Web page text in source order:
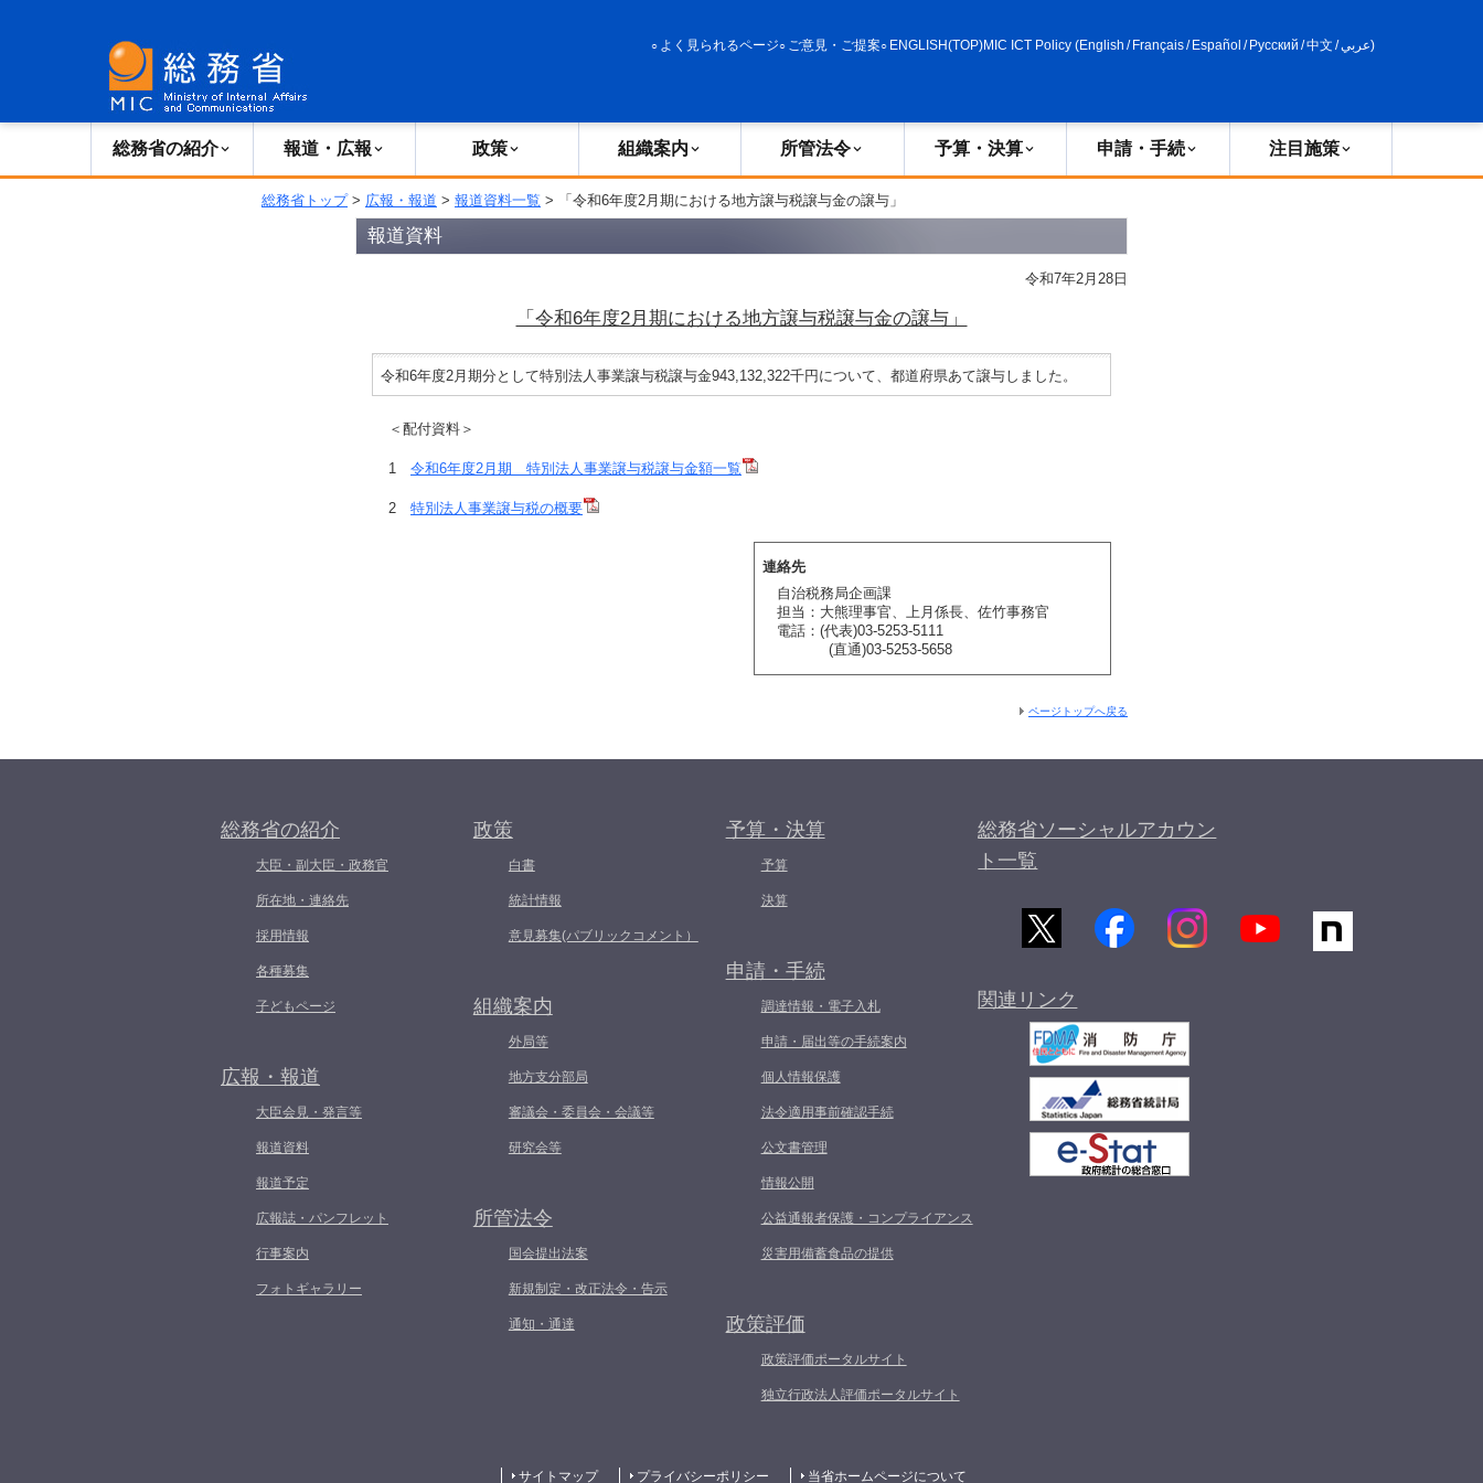
よく見られるページ ご意見・ご提案 ENGLISH(TOP)MIC ICT Policy (English / Français/ Español / Русский /中文 /عربي)
総務省の紹介 報道・広報 政策 組織案内 所管法令 予算・決算 申請・手続 注目施策
総務省トップ> 広報・報道 > 報道資料一覧 > 「令和6年度2月期における地方譲与税譲与金の譲与」
報道資料
令和7年2月28日
「令和6年度2月期における地方譲与税譲与金の譲与」
令和6年度2月期分として特別法人事業譲与税譲与金943,132,322千円について、都道府県あて譲与しました。
＜配付資料＞
1 令和6年度2月期 特別法人事業譲与税譲与金額一覧
2 特別法人事業譲与税の概要
連絡先
自治税務局企画課
担当：大熊理事官、上月係長、佐竹事務官
電話：(代表)03-5253-5111
(直通)03-5253-5658
ページトップへ戻る
総務省の紹介
大臣・副大臣・政務官
所在地・連絡先
採用情報
各種募集
子どもページ
広報・報道
大臣会見・発言等
報道資料
報道予定
広報誌・パンフレット
行事案内
フォトギャラリー
政策
白書
統計情報
意見募集(パブリックコメント）
組織案内
外局等
地方支分部局
審議会・委員会・会議等
研究会等
所管法令
国会提出法案
新規制定・改正法令・告示
通知・通達
予算・決算
予算
決算
申請・手続
調達情報・電子入札
申請・届出等の手続案内
個人情報保護
法令適用事前確認手続
公文書管理
情報公開
公益通報者保護・コンプライアンス
災害用備蓄食品の提供
政策評価
政策評価ポータルサイト
独立行政法人評価ポータルサイト
総務省ソーシャルアカウン
ト一覧
関連リンク
サイトマップ プライバシーポリシー 当省ホームページについて